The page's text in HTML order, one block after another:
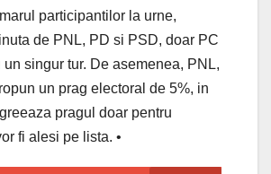
participantilor la urne,
de PNL, PD si PSD, doar PC
singur tur. De asemenea, PNL,
un prag electoral de 5%, in
pragul doar pentru
fi alesi pe lista. •